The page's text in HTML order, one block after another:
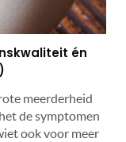
én
meerderheid
de symptomen
ook voor meer